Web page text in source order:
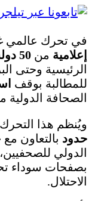
في تحرك عالمي
إعلامية من 50 دولة
الرئيسية وحتى
للمطالبة بوقف
الصحافة
ويُنظم هذا
حدود بالتعاون
الدولي
بصفحات سوداء
الاحتلال.